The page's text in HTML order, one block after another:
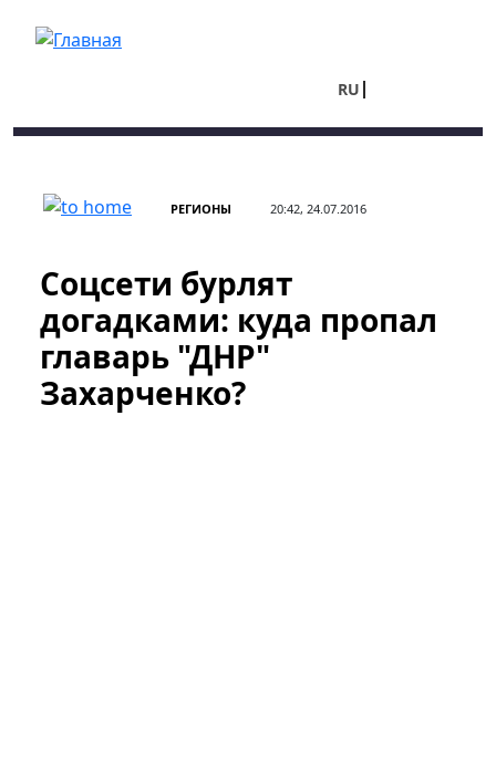
RU
РЕГИОНЫ 20:42, 24.07.2016
Соцсети бурлят
догадками: куда пропал
главарь "ДНР"
Захарченко?